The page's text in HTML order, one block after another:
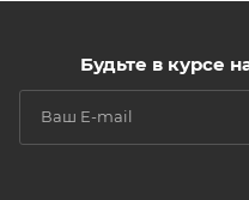
Будьте в курсе